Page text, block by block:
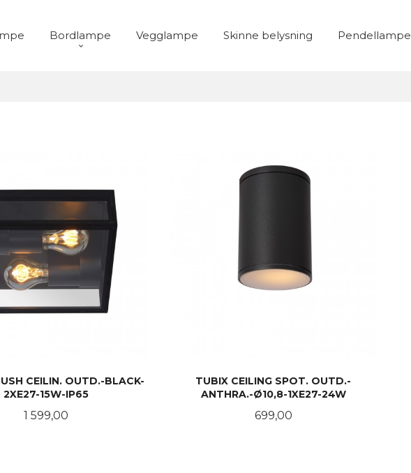
Bordlampe Vegglampe Skinne belysning Pendellampe
CEILIN. OUTD.-BLACK-
2XE27-15W-IP65
Pris
1 599,00
TUBIX CEILING SPOT. OUTD.-
ANTHRA.-Ø10,8-1XE27-24W
Pris
699,00